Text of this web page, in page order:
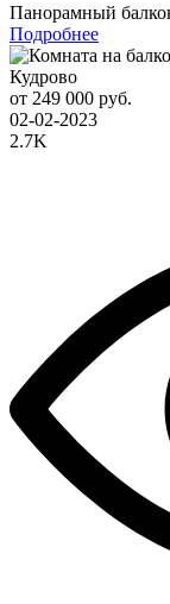
Панорамный
Подробнее
Кудрово
от 249 000 руб.
02-02-2023
2.7K